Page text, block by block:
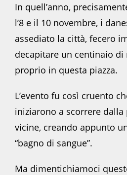
In quell’anno,
l’8 e il 10 novembre, i
assediato la città, fecero
decapitare un centinaio
proprio in questa piazza.
L’evento fu così cruento
iniziarono a scorrere dalla
vicine, creando appunto
“bagno di sangue”.
Ma dimentichiamoci